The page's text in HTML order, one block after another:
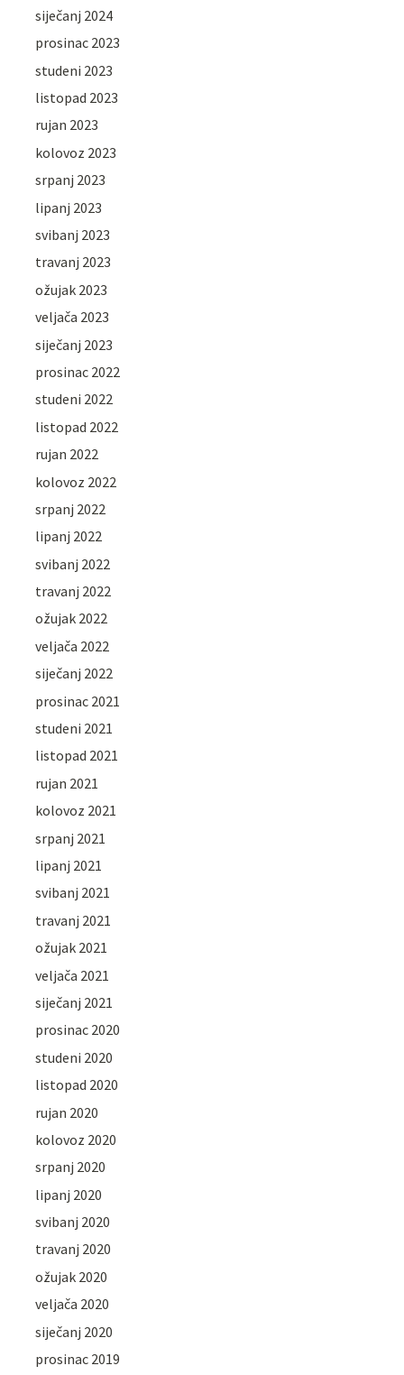
siječanj 2024
prosinac 2023
studeni 2023
listopad 2023
rujan 2023
kolovoz 2023
srpanj 2023
lipanj 2023
svibanj 2023
travanj 2023
ožujak 2023
veljača 2023
siječanj 2023
prosinac 2022
studeni 2022
listopad 2022
rujan 2022
kolovoz 2022
srpanj 2022
lipanj 2022
svibanj 2022
travanj 2022
ožujak 2022
veljača 2022
siječanj 2022
prosinac 2021
studeni 2021
listopad 2021
rujan 2021
kolovoz 2021
srpanj 2021
lipanj 2021
svibanj 2021
travanj 2021
ožujak 2021
veljača 2021
siječanj 2021
prosinac 2020
studeni 2020
listopad 2020
rujan 2020
kolovoz 2020
srpanj 2020
lipanj 2020
svibanj 2020
travanj 2020
ožujak 2020
veljača 2020
siječanj 2020
prosinac 2019